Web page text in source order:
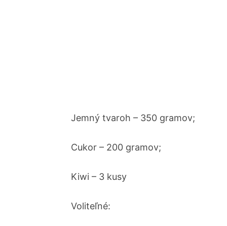
Jemný tvaroh – 350 gramov;
Cukor – 200 gramov;
Kiwi – 3 kusy
Voliteľné: